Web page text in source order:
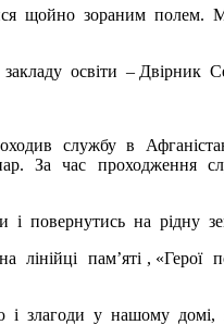
щойно зораним полем.
освіти – Двірник
службу в
За час проходження
і повернутись на рідну
пам’яті , «Герої
злагоди у нашому домі,